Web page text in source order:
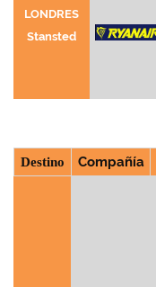
LONDRES
Stansted
Destino Compañía